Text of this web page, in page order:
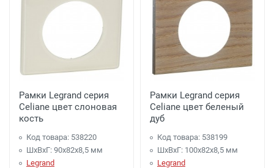
Рамки Legrand серия
Celiane цвет слоновая
кость
Код товара: 538220
ШхВхГ: 90x82x8,5 мм
Legrand
Рамки Legrand серия
Celiane цвет беленый
дуб
Код товара: 538199
ШхВхГ: 100x82x8,5 мм
Legrand